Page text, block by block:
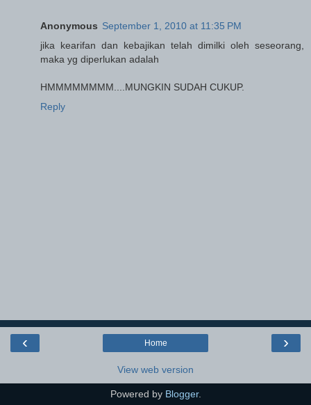
Anonymous September 1, 2010 at 11:35 PM
jika kearifan dan kebajikan telah dimilki oleh seseorang,
maka yg diperlukan adalah
HMMMMMMMM....MUNGKIN SUDAH CUKUP.
Reply
‹ ›
Home
View web version
Powered by Blogger.